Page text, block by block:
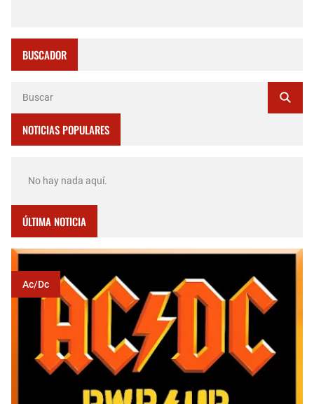
BUSCADOR
NOTICIAS POPULARES
No hay nada aquí.
ÚLTIMA NOTICIA
Ac/dc